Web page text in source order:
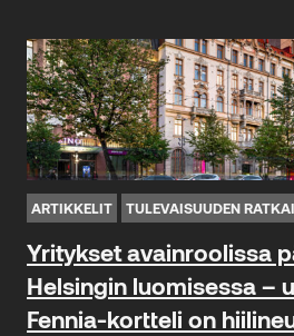
ARTIKKELIT TULEVAISUUDEN
Yritykset avainroolissa
Helsingin luomisessa –
Fennia-kortteli on